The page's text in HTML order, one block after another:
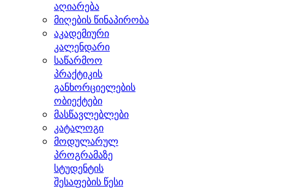
აღიარება
მიღების წინაპირობა
აკადემიური
კალენდარი
საწარმოო
პრაქტიკის
განხორციელების
ობიექტები
მასწავლებლები
კატალოგი
მოდულარულ
პროგრამაზე
სტუდენტის
შესაფების წესი